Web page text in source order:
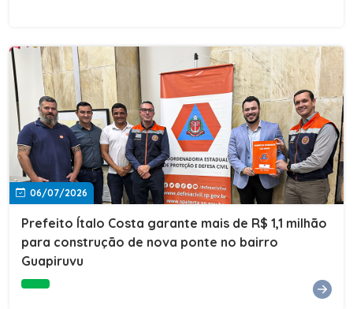
06/07/2026
Prefeito Ítalo Costa garante mais de R$ 1,1 milhão
para construção de nova ponte no bairro
Guapiruvu